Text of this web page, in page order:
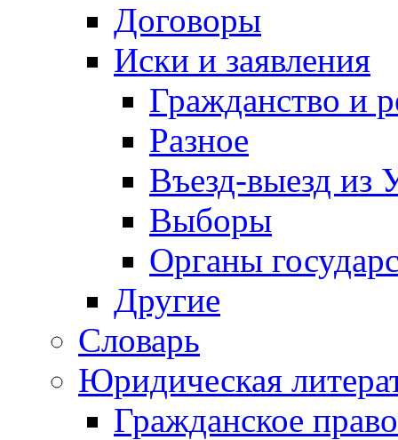
Договоры
Иски и заявления
Гражданство и
Разное
Въезд-выезд из
Выборы
Органы
Другие
Словарь
Юридическая
Гражданское право